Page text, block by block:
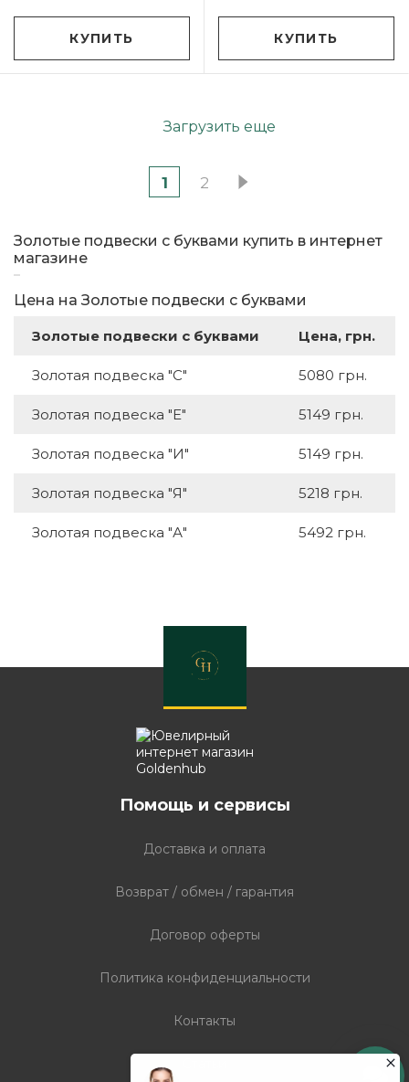
Золотые подвески с буквами купить в интернет
магазине
Цена на Золотые подвески с буквами
Золотые подвески с буквами Цена, грн.
Золотая подвеска "С" 5080 грн.
Золотая подвеска "Е" 5149 грн.
Золотая подвеска "И" 5149 грн.
Золотая подвеска "Я" 5218 грн.
Золотая подвеска "А" 5492 грн.
КУПИТЬ КУПИТЬ
Загрузить еще
1 2
Помощь и сервисы
Доставка и оплата
Возврат / обмен / гарантия
Договор оферты
Политика конфиденциальности
Контакты